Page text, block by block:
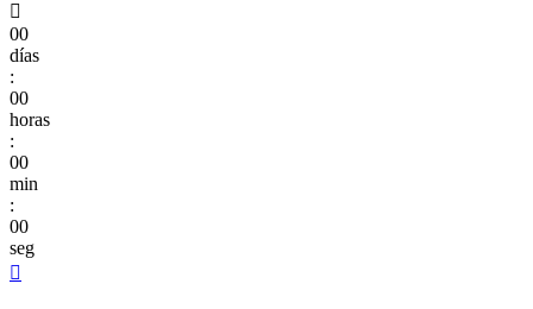

00
días
:
00
horas
:
00
min
:
00
seg
